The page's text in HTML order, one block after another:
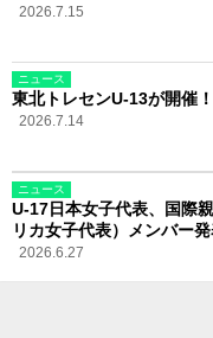
2026.7.15
ニュース
東北トレセンU-13が開催！
2026.7.14
ニュース
U-17日本女子代表、国際
リカ女子代表）メンバー発
2026.6.27